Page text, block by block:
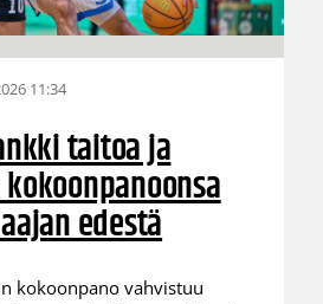
11:34
taitoa ja
edestä
kokoonpano vahvistuu